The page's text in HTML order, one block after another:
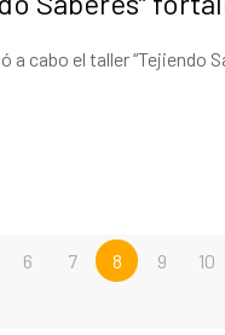
a cabo el taller
6 7 8 9 10